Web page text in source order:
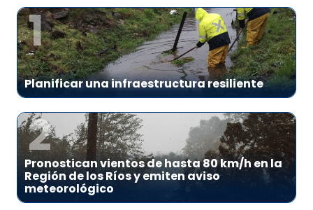
1
Planificar una infraestructura resiliente
2
Pronostican vientos de hasta 80 km/h en la
Región de los Ríos y emiten aviso
meteorológico